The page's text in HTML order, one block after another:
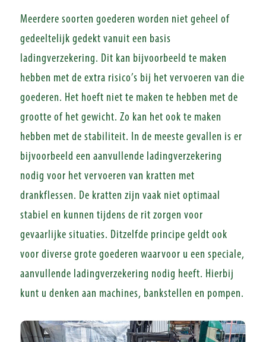
Meerdere soorten goederen worden niet geheel of
gedeeltelijk gedekt vanuit een basis
ladingverzekering. Dit kan bijvoorbeeld te maken
hebben met de extra risico’s bij het vervoeren van die
goederen. Het hoeft niet te maken te hebben met de
grootte of het gewicht. Zo kan het ook te maken
hebben met de stabiliteit. In de meeste gevallen is er
bijvoorbeeld een aanvullende ladingverzekering
nodig voor het vervoeren van kratten met
drankflessen. De kratten zijn vaak niet optimaal
stabiel en kunnen tijdens de rit zorgen voor
gevaarlijke situaties. Ditzelfde principe geldt ook
voor diverse grote goederen waarvoor u een speciale,
aanvullende ladingverzekering nodig heeft. Hierbij
kunt u denken aan machines, bankstellen en pompen.